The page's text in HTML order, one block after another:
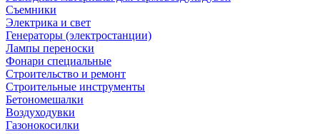
Съемники
Электрика и свет
Генераторы (электростанции)
Лампы переноски
Фонари специальные
Строительство и ремонт
Строительные инструменты
Бетономешалки
Воздуходувки
Газонокосилки